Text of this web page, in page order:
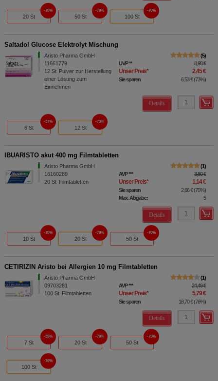
20 St
70%
50 St
70%
100 St
70%
Saltadol Glucose Elektrolyt Mischung
Aristo Pharma GmbH
11661779
12 St Pulver zur Herstellung
einer Lösung zum
Einnehmen
5
UVP** 8,98 €
Unser Preis* 2,45 €
Sie sparen 6,53 €(73%)
Details
6 St
37%
12 St
73%
IBUARISTO akut 400 mg Filmtabletten
Aristo Pharma GmbH
16160289
20 St Filmtabletten
1
AVP*** 3,80 €
Unser Preis* 1,14 €
Sie sparen 2,66 €(70%)
Max. Abgabe:
5
Details
10 St
70%
20 St
70%
50 St
70%
CETIRIZIN Aristo bei Allergien 10 mg Filmtabletten
Aristo Pharma GmbH
09703281
100 St Filmtabletten
1
AVP*** 24,49 €
Unser Preis* 5,79 €
Sie sparen 18,70 €(76%)
Details
7 St
35%
20 St
70%
50 St
75%
100 St
76%